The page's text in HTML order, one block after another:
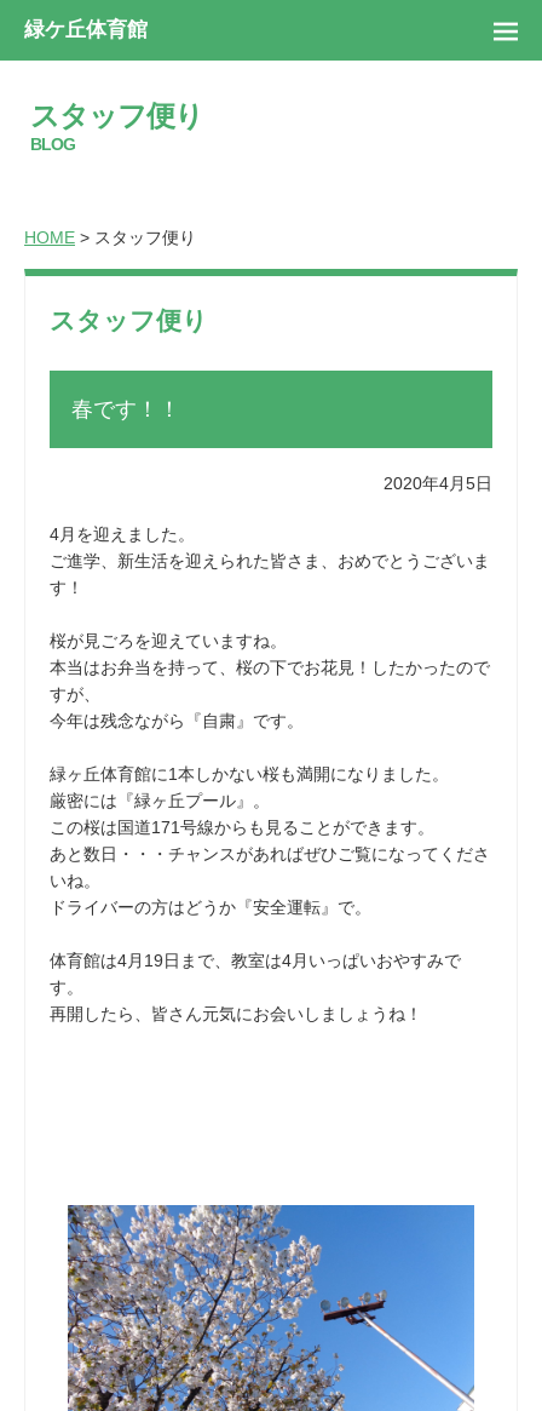
緑ケ丘体育館
スタッフ便り
BLOG
HOME > スタッフ便り
スタッフ便り
春です！！
2020年4月5日
4月を迎えました。
ご進学、新生活を迎えられた皆さま、おめでとうございま
す！
桜が見ごろを迎えていますね。
本当はお弁当を持って、桜の下でお花見！したかったので
すが、
今年は残念ながら『自粛』です。
緑ヶ丘体育館に1本しかない桜も満開になりました。
厳密には『緑ヶ丘プール』。
この桜は国道171号線からも見ることができます。
あと数日・・・チャンスがあればぜひご覧になってくださ
いね。
ドライバーの方はどうか『安全運転』で。
体育館は4月19日まで、教室は4月いっぱいおやすみで
す。
再開したら、皆さん元気にお会いしましょうね！